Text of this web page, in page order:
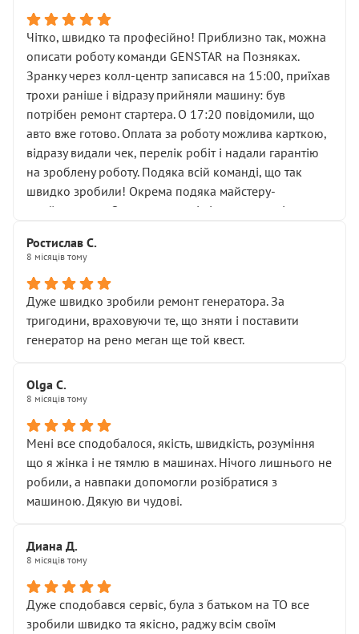
спроба продати дорогий вузол замість елементарних
ущільнювачів.
Що прикро — це не перший мій візит. Раніше міняв у
вас стартер, і тоді сервіс наче справив хороше
враження. Але згодом знайшов декілька гайок під
лобовим склом. Мені пояснили, що це “старі гайки, які
відкручували”, і попросили не хвилюватися. ( надіюсь
новий власник, не застяг в полі))
Але після нинішнього візиту такі дрібниці вже не
здаються дрібницями.
Я — клієнт, який працює на довірі, і саме її цей сервіс
Хотілося б більше:
• належної уваги до авто
• прозорості в роботах і рахунках
• реальної діагностики, а не формального
“подивились і поїхав”
На жаль, складається враження, що сервіс працює не
Стосовно комунікації - все добре
Чітко, швидко та професійно! Приблизно так, можна
описати роботу команди GENSTAR на Позняках.
Зранку через колл-центр записався на 15:00, приїхав
трохи раніше і відразу прийняли машину: був
потрібен ремонт стартера. О 17:20 повідомили, що
авто вже готово. Оплата за роботу можлива карткою,
відразу видали чек, перелік робіт і надали гарантію
на зроблену роботу. Подяка всій команді, що так
швидко зробили! Окрема подяка майстеру-
приймальнику Олександру: всі чітко та по суті.
звертатися до цього автосервісу.
Ростислав С.
8 місяців тому
Дуже швидко зробили ремонт генератора. За
тригодини, враховуючи те, що зняти і поставити
генератор на рено меган ще той квест.
Olga С.
8 місяців тому
Мені все сподобалося, якість, швидкість, розуміння
що я жінка і не тямлю в машинах. Нічого лишнього не
робили, а навпаки допомогли розібратися з
машиною. Дякую ви чудові.
Диана Д.
8 місяців тому
Дуже сподобався сервіс, була з батьком на ТО все
зробили швидко та якісно, раджу всім своїм